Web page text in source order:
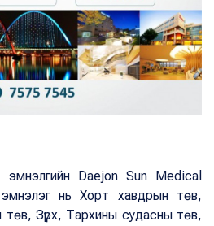
эмнэлгийн Daejon Sun Medical
нь Хорт хавдрын төв,
төв, Зүрх, Тархины судасны төв,